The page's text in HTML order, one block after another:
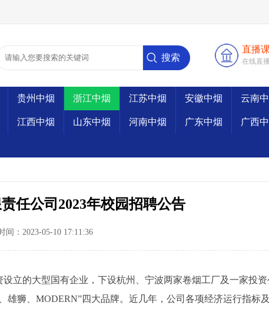
直播
在线直
贵州中烟 浙江中烟 江苏中烟 安徽中烟 云南
江西中烟 山东中烟 河南中烟 广东中烟 广西
任公司2023年校园招聘公告
间：2023-05-10 17:11:36
立的大型国有企业，下设杭州、宁波两家卷烟工厂及一家投资
雄狮、MODERN”四大品牌。近几年，公司各项经济运行指标